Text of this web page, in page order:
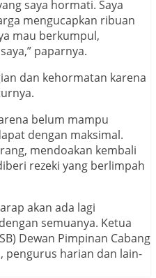
saya hormati. Saya
mengucapkan ribuan
mau berkumpul,
paparnya.
dan kehormatan karena
belum mampu
dengan maksimal.
mendoakan kembali
rezeki yang berlimpah
akan ada lagi
semuanya. Ketua
Dewan Pimpinan Cabang
pengurus harian dan lain-